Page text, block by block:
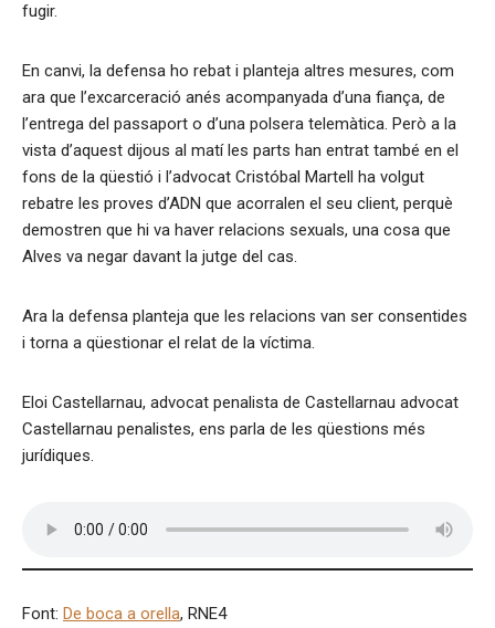
fugir.
En canvi, la defensa ho rebat i planteja altres mesures, com
ara que l’excarceració anés acompanyada d’una fiança, de
l’entrega del passaport o d’una polsera telemàtica. Però a la
vista d’aquest dijous al matí les parts han entrat també en el
fons de la qüestió i l’advocat Cristóbal Martell ha volgut
rebatre les proves d’ADN que acorralen el seu client, perquè
demostren que hi va haver relacions sexuals, una cosa que
Alves va negar davant la jutge del cas.
Ara la defensa planteja que les relacions van ser consentides
i torna a qüestionar el relat de la víctima.
Eloi Castellarnau, advocat penalista de Castellarnau advocat
Castellarnau penalistes, ens parla de les qüestions més
jurídiques.
Font: De boca a orella, RNE4